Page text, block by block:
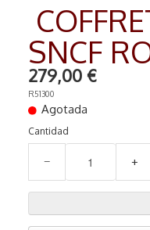
SNCF
279,00 €
R51300
Agotada
Cantidad
− +